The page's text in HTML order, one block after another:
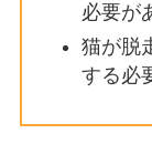
必要が
猫が脱
する必